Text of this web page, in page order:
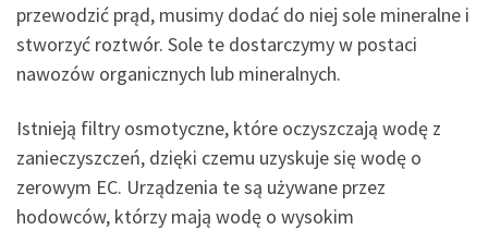
przewodzić prąd, musimy dodać do niej sole mineralne i
stworzyć roztwór. Sole te dostarczymy w postaci
nawozów organicznych lub mineralnych.
Istnieją filtry osmotyczne, które oczyszczają wodę z
zanieczyszczeń, dzięki czemu uzyskuje się wodę o
zerowym EC. Urządzenia te są używane przez
hodowców, którzy mają wodę o wysokim